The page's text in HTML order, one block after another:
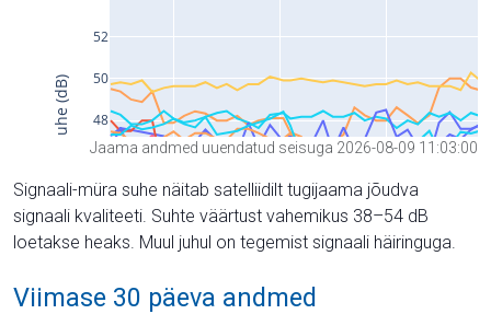
Jaama andmed uuendatud seisuga 2026-08-09 11:03:00
Signaali-müra suhe näitab satelliidilt tugijaama jõudva
signaali kvaliteeti. Suhte väärtust vahemikus 38–54 dB
loetakse heaks. Muul juhul on tegemist signaali häiringuga.
Viimase 30 päeva andmed